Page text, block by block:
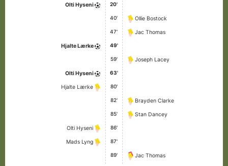
Olti Hyseni 20'
40' Ollie Bostock
47' Jac Thomas
Hjalte Lærke 49'
59' Joseph Lacey
Olti Hyseni 63'
Hjalte Lærke 80'
82' Brayden Clarke
85' Stan Dancey
Olti Hyseni 86'
Mads Lyng 87'
89' Jac Thomas